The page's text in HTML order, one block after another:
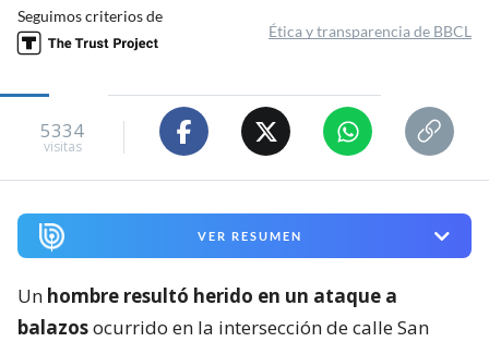
Seguimos criterios de
Ética y transparencia de BBCL
5334
visitas
VER RESUMEN
Un hombre resultó herido en un ataque a
balazosocurrido en la intersección de calle San